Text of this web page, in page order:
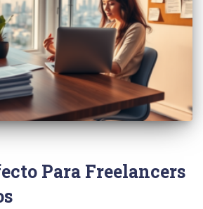
Para Freelancers